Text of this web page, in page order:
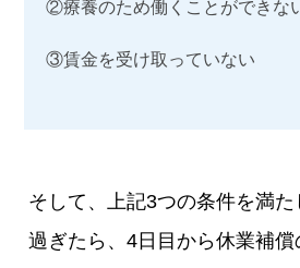
②療養のため働くことができな
③賃金を受け取っていない
そして、上記3つの条件を満
過ぎたら、4日目から休業補償